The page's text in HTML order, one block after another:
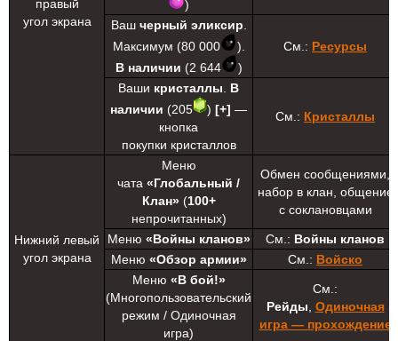
правый
угол экрана
)
Ваш черный эликсир
Максимум (80 000
).
В наличии (2 644 )
См.: Ресурсы
Ваши кристаллы
В
наличии (205 ) [+] —
кнопка
покупки кристаллов
См.: Кристаллы
Нижний левый
угол экрана
Меню
чата «Глобальный /
Клан»(100+
непрочитанных)
Обмен сообщениями,
набор в клан, общение
с соклановцами
Меню «Войны кланов» См.: Войны кланов
Меню «Обзор армии» См.: Войско
Меню «В бой!»
(Многопользовательский
режим / Одиночная
игра)
См.:
Рейды Одиночная
игра — прохождение